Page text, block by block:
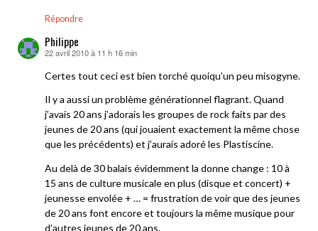
Répondre
Philippe
dit :
22 avril 2010 à 11 h 16 min
Certes tout ceci est bien torché quoiqu’un peu misogyne.
Il y a aussi un problème générationnel flagrant. Quand
j’avais 20 ans j’adorais les groupes de rock faits par des
jeunes de 20 ans (qui jouaient exactement la même chose
que les précédents) et j’aurais adoré les Plastiscine.
Au delà de 30 balais évidemment la donne change : 10 à
15 ans de culture musicale en plus (disque et concert) +
jeunesse envolée + … = frustration de voir que des jeunes
de 20 ans font encore et toujours la même musique pour
d’autres jeunes de 20 ans.